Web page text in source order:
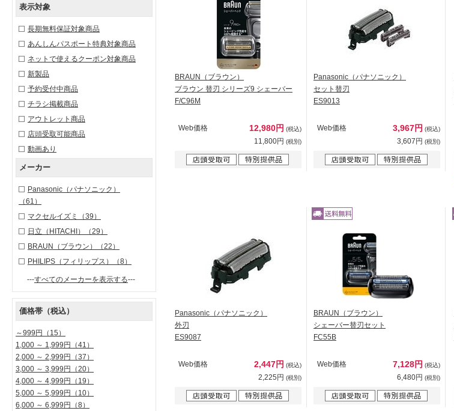
表示対象
長期無料保証対象商品
あんしんパスポート特典対象商品
ネットで使えるクーポン対象商品
新製品
予約受付中商品
チラシ掲載商品
アウトレット商品
店頭受取可能商品
動画あり
メーカー
Panasonic（パナソニック）
（61）
マクセルイズミ
（39）
日立（HITACHI）
（29）
BRAUN（ブラウン）
（22）
PHILIPS（フィリップス）
（8）
---すべてのメーカーを表示する---
価格帯（税込）
～999円
（15）
1,000 ～ 1,999円
（41）
2,000 ～ 2,999円
（37）
3,000 ～ 3,999円
（20）
4,000 ～ 4,999円
（19）
5,000 ～ 5,999円
（10）
6,000 ～ 6,999円
（8）
BRAUN（ブラウン）
ブラウン 替刃 シリーズ9 シェーバー
F/C96M
Web価格 12,980円 (税込)
11,800円 (税別)
Panasonic（パナソニック）
セット替刃
ES9013
Web価格 3,967円 (税込)
3,607円 (税別)
Panasonic（パナソニック）
外刃
ES9087
Web価格 2,447円 (税込)
2,225円 (税別)
BRAUN（ブラウン）
シェーバー替刃セット
FC55B
Web価格 7,128円 (税込)
6,480円 (税別)